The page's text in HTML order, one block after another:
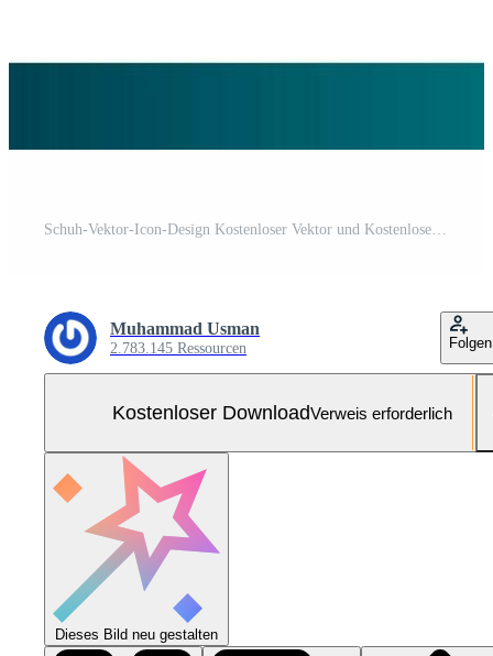
Schuh-Vektor-Icon-Design Kostenloser Vektor und Kostenloses SVG
Muhammad Usman
2.783.145 Ressourcen Folgen
Kostenloser DownloadVerweis erforderlich
Dieses Bild neu gestalten